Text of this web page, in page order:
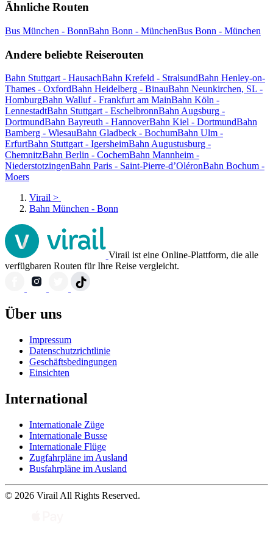
Ähnliche Routen
Bus München - BonnBahn Bonn - MünchenBus Bonn - München
Andere beliebte Reiserouten
Bahn Stuttgart - HausachBahn Krefeld - StralsundBahn Henley-on-
Thames - OxfordBahn Heidelberg - BinauBahn Neunkirchen, SL -
HomburgBahn Walluf - Frankfurt am MainBahn Köln -
LennestadtBahn Stuttgart - EschelbronnBahn Augsburg -
DortmundBahn Bayreuth - HannoverBahn Kiel - DortmundBahn
Bamberg - WiesauBahn Gladbeck - BochumBahn Ulm -
ErfurtBahn Stuttgart - IgersheimBahn Augustusburg -
ChemnitzBahn Berlin - CochemBahn Mannheim -
NiederstotzingenBahn Paris - Saint-Pierre-d’OléronBahn Bochum -
Moers
Virail >
Bahn München - Bonn
Virail ist eine Online-Plattform, die alle
verfügbaren Routen für Ihre Reise vergleicht.
Über uns
Impressum
Datenschutzrichtlinie
Geschäftsbedingungen
Einsichten
International
Internationale Züge
Internationale Busse
Internationale Flüge
Zugfahrpläne im Ausland
Busfahrpläne im Ausland
© 2026 Virail All Rights Reserved.